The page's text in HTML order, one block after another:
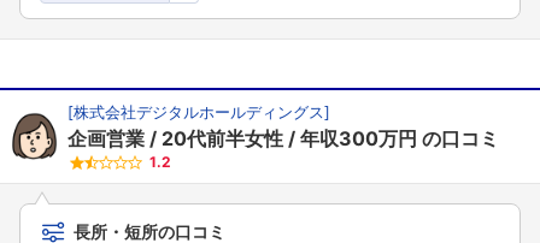
[株式会社デジタルホールディングス]
企画営業 20代前半女性 年収300万円 の口コミ
1.2
長所・短所の口コミ